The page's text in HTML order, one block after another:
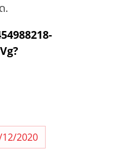
.
2020